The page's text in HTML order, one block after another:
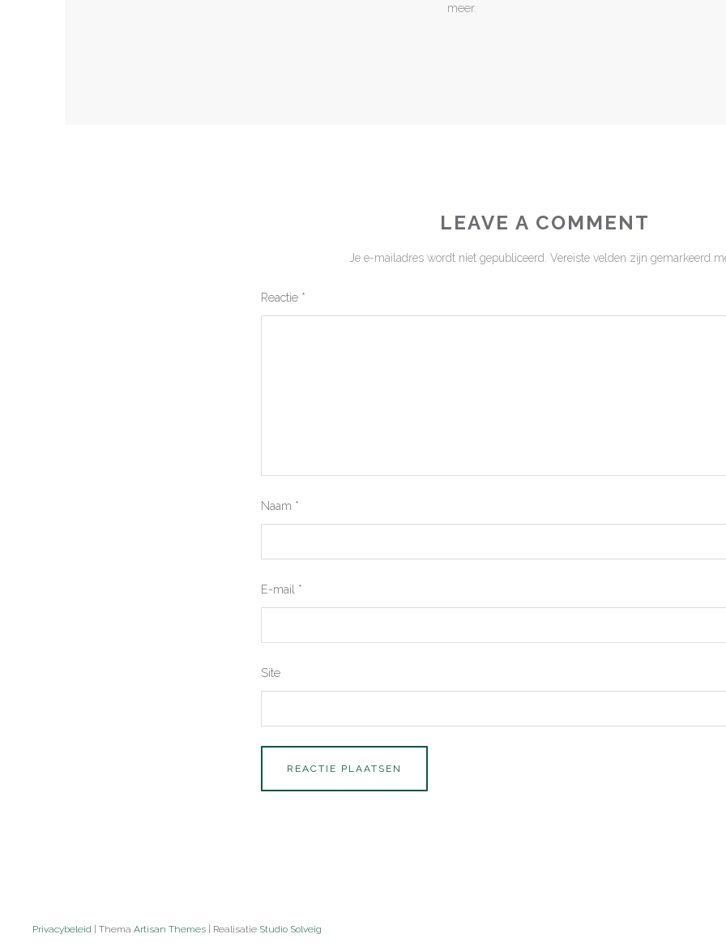
meer.
LEAVE A COMMENT
Je e-mailadres wordt niet gepubliceerd. Vereiste velden zijn gemarkeerd
Reactie *
Naam *
E-mail *
Site
Privacybeleid | Thema Artisan Themes | Realisatie Studio Solveig